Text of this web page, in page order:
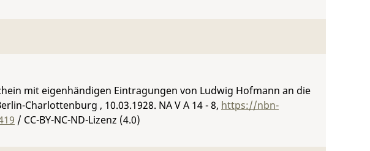
mit eigenhändigen Eintragungen von Ludwig Hofmann an die
Charlottenburg , 10.03.1928. NA V A 14 - 8, https://nbn-
/ CC-BY-NC-ND-Lizenz (4.0)